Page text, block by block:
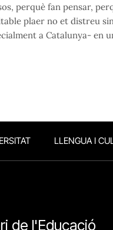
perquè fan pensar,
plaer no et distreu
a Catalunya- en
LLENGUA I